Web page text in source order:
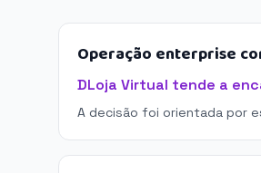
Operação enterprise
DLoja Virtual tende a
A decisão foi orientada por